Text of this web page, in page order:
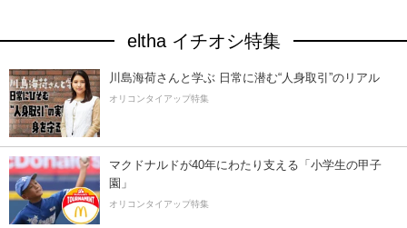
eltha イチオシ特集
川島海荷さんと学ぶ 日常に潜む“人身取引”のリアル
オリコンタイアップ特集
マクドナルドが40年にわたり支える「小学生の甲子
園」
オリコンタイアップ特集